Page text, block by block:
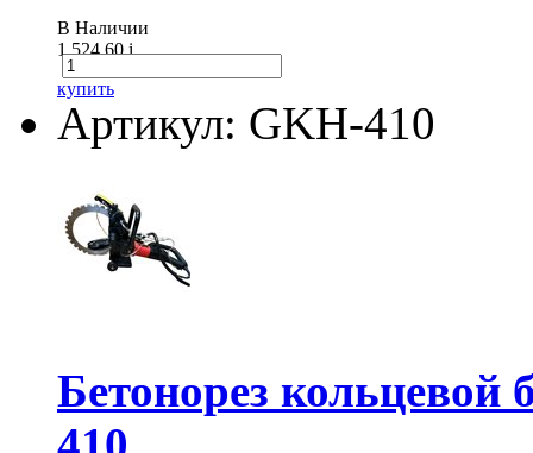
В Наличии
1 524.60i
купить
Артикул: GKH-410
Бетонорез